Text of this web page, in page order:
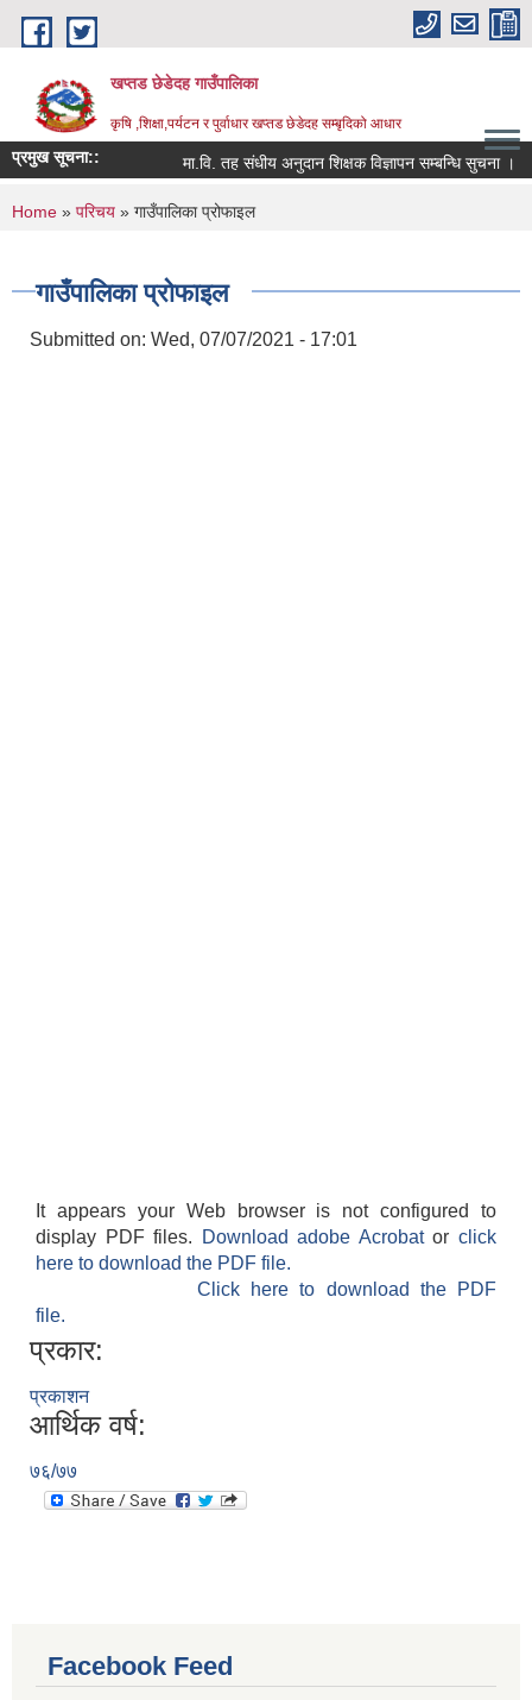
Skip to main content
खप्तड छेडेदह गाउँपालिका
कृषि ,शिक्षा,पर्यटन र पुर्वाधार खप्तड छेडेदह सम्बृदिको आधार
प्रमुख सूचना:: मा.वि. तह संधीय अनुदान शिक्षक विज्ञापन सम्बन्धि सुचना ।
You are here
Home » परिचय » गाउँपालिका प्रोफाइल
गाउँपालिका प्रोफाइल
Submitted on: Wed, 07/07/2021 - 17:01
It appears your Web browser is not configured to
display PDF files.
Download adobe Acrobatorclick
here to download the PDF file.
Click here to download the PDF
file.
प्रकार:
प्रकाशन
आर्थिक वर्ष:
७६/७७
Facebook Feed